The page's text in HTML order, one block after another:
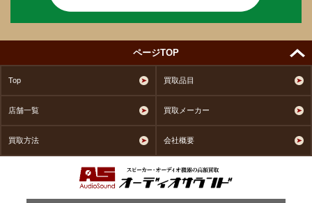
ページTOP
Top 買取品目
店舗一覧 買取メーカー
買取方法 会社概要